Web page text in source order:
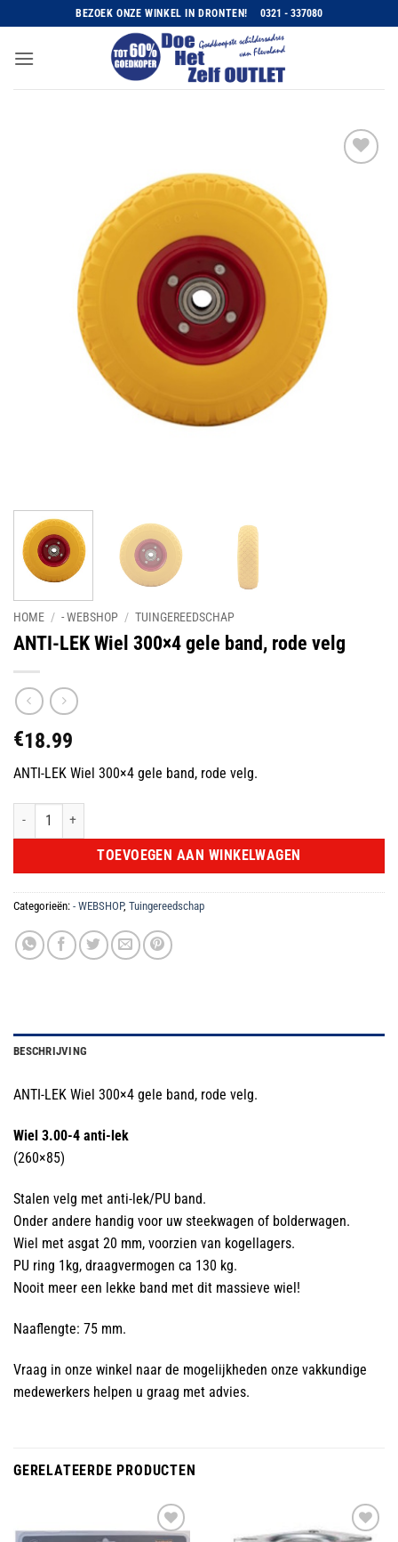
naar
inhoud
BEZOEK ONZE WINKEL IN DRONTEN! 0321 - 337080
HOME / - WEBSHOP / TUINGEREEDSCHAP
ANTI-LEK Wiel 300×4 gele band, rode velg
€18.99
ANTI-LEK Wiel 300×4 gele band, rode velg.
ANTI-LEK Wiel 300x4 gele band, rode velg aantal
TOEVOEGEN AAN WINKELWAGEN
Categorieën: - WEBSHOP, Tuingereedschap
BESCHRIJVING
ANTI-LEK Wiel 300×4 gele band, rode velg.
Wiel 3.00-4 anti-lek
(260×85)
Stalen velg met anti-lek/PU band.
Onder andere handig voor uw steekwagen of bolderwagen.
Wiel met asgat 20 mm, voorzien van kogellagers.
PU ring 1kg, draagvermogen ca 130 kg.
Nooit meer een lekke band met dit massieve wiel!
Naaflengte: 75 mm.
Vraag in onze winkel naar de mogelijkheden onze vakkundige
medewerkers helpen u graag met advies.
GERELATEERDE PRODUCTEN